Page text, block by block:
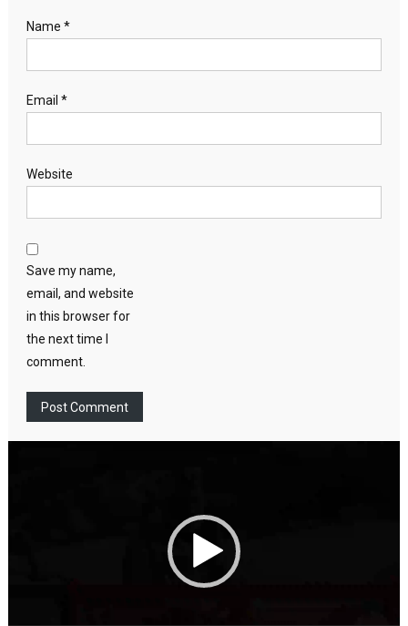
Name *
Email *
Website
Save my name,
email, and website
in this browser for
the next time I
comment.